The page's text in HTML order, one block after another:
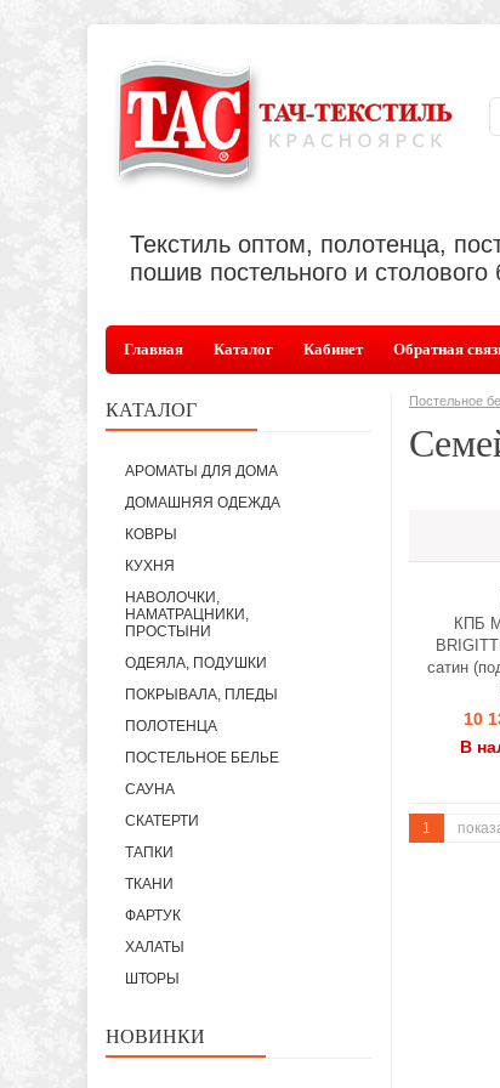
Текстиль оптом, полотенца,
пошив постельного и столового
Главная Каталог Кабинет Обратная
КАТАЛОГ
АРОМАТЫ ДЛЯ ДОМА
ДОМАШНЯЯ ОДЕЖДА
КОВРЫ
КУХНЯ
НАВОЛОЧКИ,
НАМАТРАЦНИКИ,
ПРОСТЫНИ
ОДЕЯЛА, ПОДУШКИ
ПОКРЫВАЛА, ПЛЕДЫ
ПОЛОТЕНЦА
ПОСТЕЛЬНОЕ БЕЛЬЕ
САУНА
СКАТЕРТИ
ТАПКИ
ТКАНИ
ФАРТУК
ХАЛАТЫ
ШТОРЫ
НОВИНКИ
Постельное
КПБ
сатин
10
В
1